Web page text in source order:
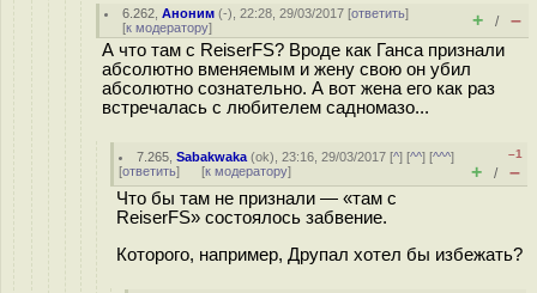
6.262 ,Аноним (-), 22:28, 29/03/2017 [ответить]
[к модератору] + / –
А что там с ReiserFS? Вроде как Ганса признали
абсолютно вменяемым и жену свою он убил
абсолютно сознательно. А вот жена его как раз
встречалась с любителем садномазо...
7.265 ,Sabakwaka (ok), 23:16, 29/03/2017 [^] [^^] [^^^]
[ответить] [к модератору]
–1
+ / –
Что бы там не признали — «там с
ReiserFS» состоялось забвение.
Которого, например, Друпал хотел бы избежать?